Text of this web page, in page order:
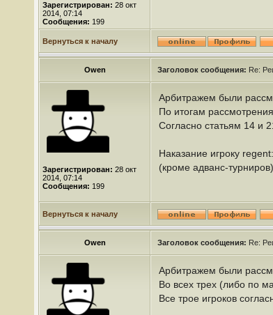
Зарегистрирован: 28 окт
2014, 07:14
Сообщения: 199
Вернуться к началу
Owen Заголовок сообщения: Re:
Зарегистрирован: 28 окт
2014, 07:14
Сообщения: 199
Арбитражем были
По итогам
Согласно статьям 14 и
Наказание игроку
(кроме адванс-
Вернуться к началу
Owen Заголовок сообщения: Re:
Арбитражем были
Во всех трех (либо по
Все трое игроков